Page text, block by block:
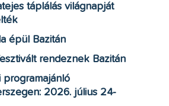
táplálás világnapját
épül Bazitán
rendeznek Bazitán
programajánló
2026. július 24-